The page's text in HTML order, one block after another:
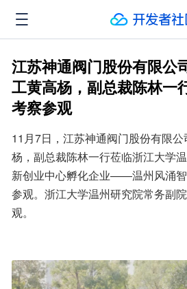
江苏神通阀门股份有限公
工黄高杨，副总裁陈林一
考察参观
11月7日，江苏神通阀门股份有限
杨，副总裁陈林一行莅临浙江大学
新创业中心孵化企业——温州风涌
参观。浙江大学温州研究院常务副
观。